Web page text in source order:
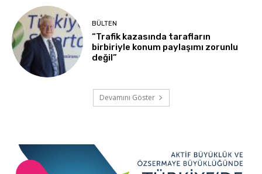
BÜLTEN
“Trafik kazasında tarafların
birbiriyle konum paylaşımı zorunlu
değil”
Devamını Göster